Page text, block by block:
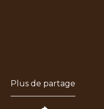
Plus de partage